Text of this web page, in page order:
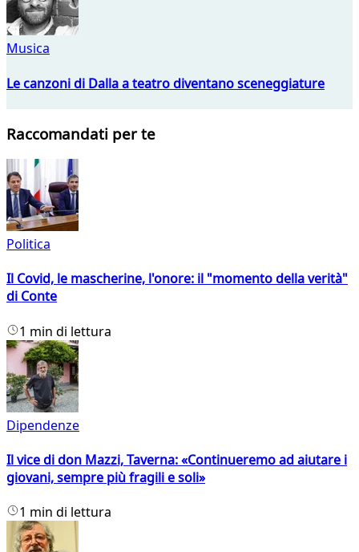
Musica
Le canzoni di Dalla a teatro diventano sceneggiature
Raccomandati per te
Politica
Il Covid, le mascherine, l'onore: il "momento della verità"
di Conte
1 min di lettura
Dipendenze
Il vice di don Mazzi, Taverna: «Continueremo ad aiutare i
giovani, sempre più fragili e soli»
1 min di lettura